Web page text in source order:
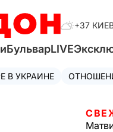
+37
БульварLIVE
В УКРАИНЕ